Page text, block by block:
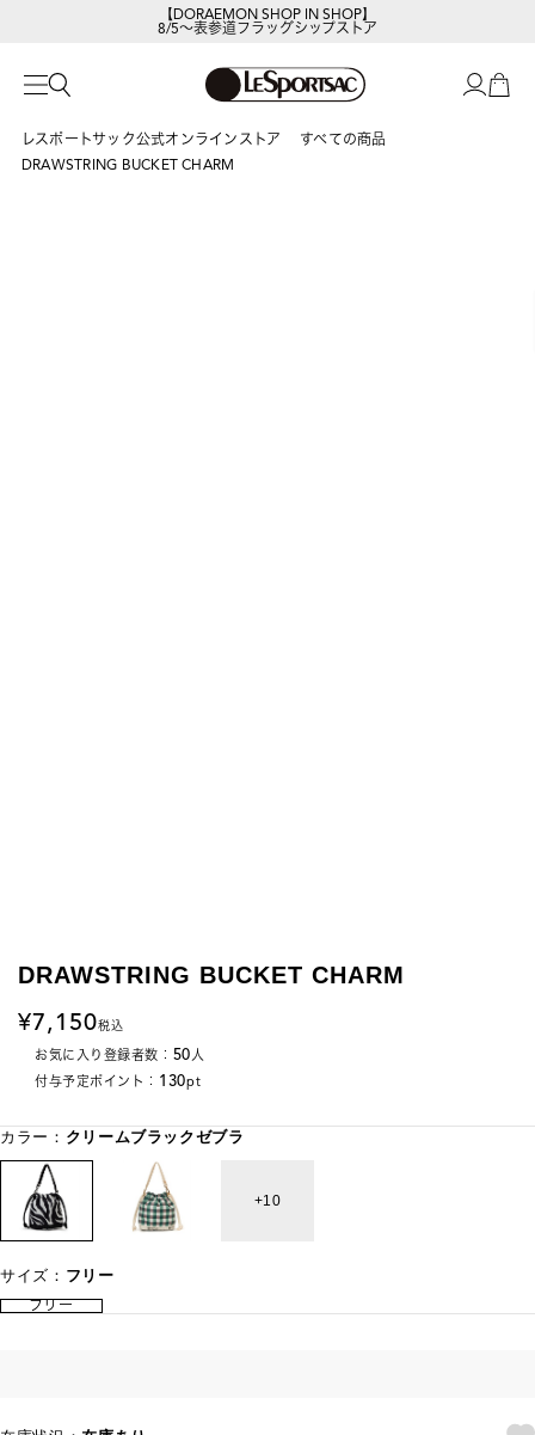
【DORAEMON SHOP IN SHOP】
8/5～表参道フラッグシップストア
レスポートサック公式オンラインストア
すべての商品
DRAWSTRING BUCKET CHARM
DRAWSTRING BUCKET CHARM
7,150税込
お気に入り登録者数： 50人
付与予定ポイント： 130pt
カラー： クリームブラックゼブラ
10
サイズ： フリー
フリー